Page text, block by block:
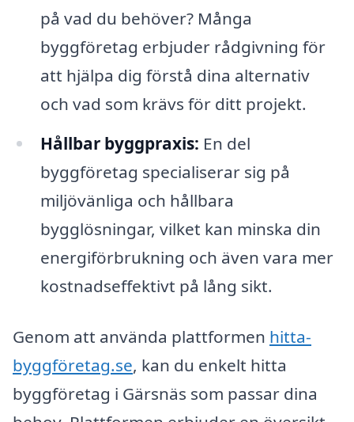
på vad du behöver? Många
byggföretag erbjuder rådgivning för
att hjälpa dig förstå dina alternativ
och vad som krävs för ditt projekt.
Hållbar byggpraxis: En del
byggföretag specialiserar sig på
miljövänliga och hållbara
bygglösningar, vilket kan minska din
energiförbrukning och även vara mer
kostnadseffektivt på lång sikt.
Genom att använda plattformen hitta-
byggföretag.se, kan du enkelt hitta
byggföretag i Gärsnäs som passar dina